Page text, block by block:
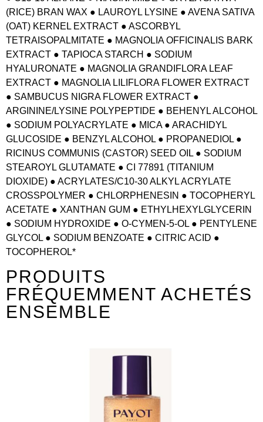
(RICE) BRAN WAX ● LAUROYL LYSINE ● AVENA SATIVA
(OAT) KERNEL EXTRACT ● ASCORBYL
TETRAISOPALMITATE ● MAGNOLIA OFFICINALIS BARK
EXTRACT ● TAPIOCA STARCH ● SODIUM
HYALURONATE ● MAGNOLIA GRANDIFLORA LEAF
EXTRACT ● MAGNOLIA LILIFLORA FLOWER EXTRACT
● SAMBUCUS NIGRA FLOWER EXTRACT ●
ARGININE/LYSINE POLYPEPTIDE ● BEHENYL ALCOHOL
● SODIUM POLYACRYLATE ● MICA ● ARACHIDYL
GLUCOSIDE ● BENZYL ALCOHOL ● PROPANEDIOL ●
RICINUS COMMUNIS (CASTOR) SEED OIL ● SODIUM
STEAROYL GLUTAMATE ● CI 77891 (TITANIUM
DIOXIDE) ● ACRYLATES/C10-30 ALKYL ACRYLATE
CROSSPOLYMER ● CHLORPHENESIN ● TOCOPHERYL
ACETATE ● XANTHAN GUM ● ETHYLHEXYLGLYCERIN
● SODIUM HYDROXIDE ● O-CYMEN-5-OL ● PENTYLENE
GLYCOL ● SODIUM BENZOATE ● CITRIC ACID ●
TOCOPHEROL*
PRODUITS
FRÉQUEMMENT ACHETÉS
ENSEMBLE